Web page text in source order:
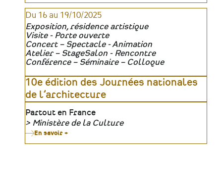
:
Consolider
l’emploi
dans
la
culture
–
aides
et
Du 16 au 19/10/2025
Exposition, résidence artistique
Visite - Porte ouverte
Concert – Spectacle - Animation
Atelier – StageSalon - Rencontre
Conférence – Séminaire – Colloque
10e édition des Journées nationales
de l’architecture
Lieu
Partout en France
Organisateur
Ministère de la Culture
En savoir +